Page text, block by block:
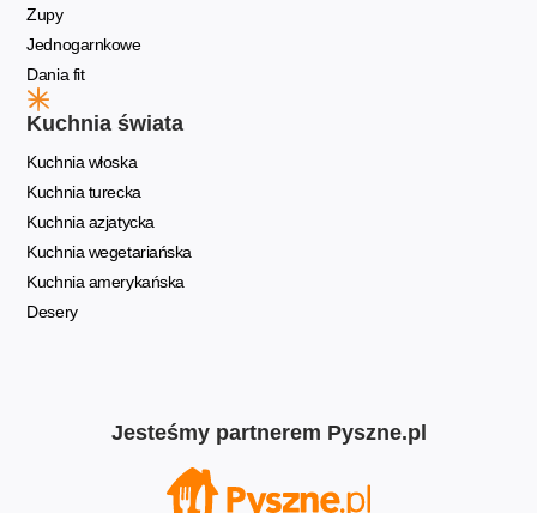
Zupy
Jednogarnkowe
Dania fit
Kuchnia świata
Kuchnia włoska
Kuchnia turecka
Kuchnia azjatycka
Kuchnia wegetariańska
Kuchnia amerykańska
Desery
Jesteśmy partnerem Pyszne.pl